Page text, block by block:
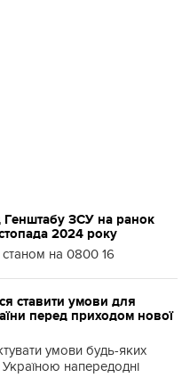
Генштабу ЗСУ на ранок
2024 року
на 0800 16
ставити умови для
перед приходом нової
умови будь-яких
напередодні